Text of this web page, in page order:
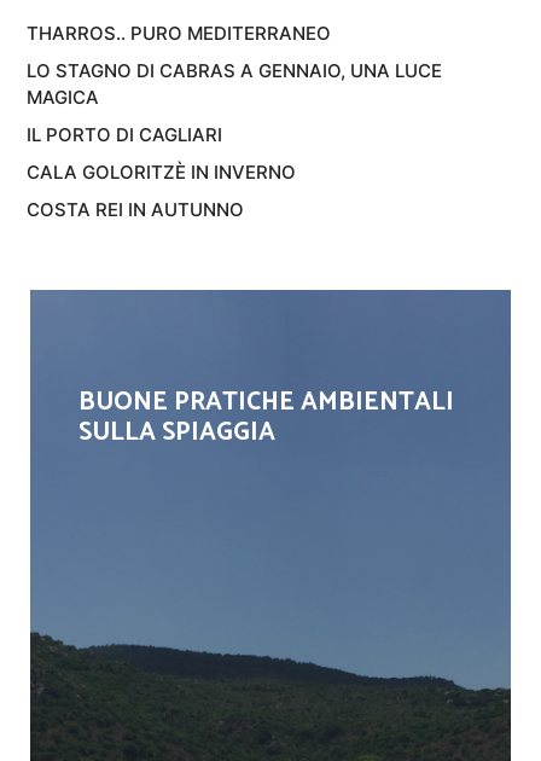
THARROS.. PURO MEDITERRANEO
LO STAGNO DI CABRAS A GENNAIO, UNA LUCE
MAGICA
IL PORTO DI CAGLIARI
CALA GOLORITZÈ IN INVERNO
COSTA REI IN AUTUNNO
BUONE PRATICHE AMBIENTALI
SULLA SPIAGGIA